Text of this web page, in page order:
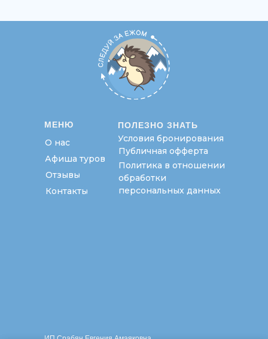
МЕНЮ ПОЛЕЗНО ЗНАТЬ
О нас
Афиша туров
Отзывы
Контакты
Политика в отношении
обработки
персональных данных
Публичная офферта
Условия бронирования